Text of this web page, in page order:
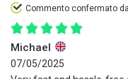
Commento confermato
Michael
07/05/2025